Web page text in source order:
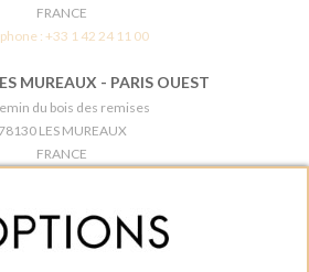
FRANCE
:+33 1 42 24 11 00
MUREAUX - PARIS OUEST
du bois des remises
LES MUREAUX
FRANCE
OPTIONS - PARIS 5E
5 quai de la tournelle